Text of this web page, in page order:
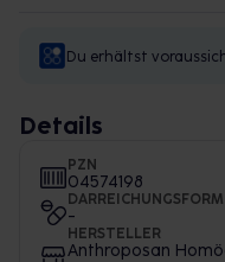
Du erhältst
Details
PZN
04574198
DARREICHUNGSFORM
-
HERSTELLER
Anthroposan